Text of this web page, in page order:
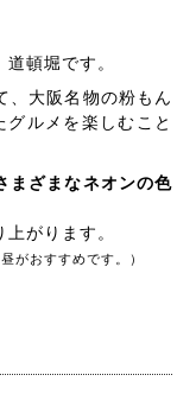
頓堀です。
、大阪名物の粉もん
グルメを楽しむこと
まざまなネオンの色
がります。
がおすすめです。）